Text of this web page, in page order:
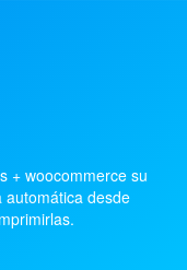
+ woocommerce su
automática desde